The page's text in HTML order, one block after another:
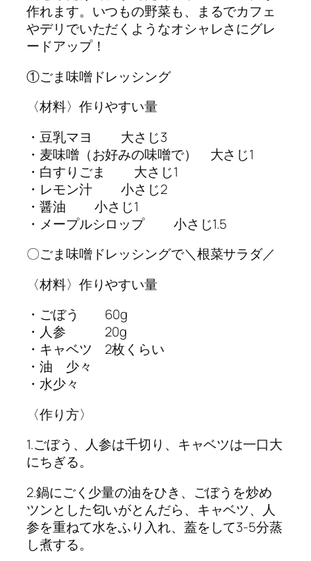
作れます。いつもの野菜も、まるでカフェ
やデリでいただくようなオシャレさにグレ
ードアップ！
①ごま味噌ドレッシング
〈材料〉作りやすい量
・豆乳マヨ 大さじ3
・麦味噌（お好みの味噌で） 大さじ1
・白すりごま 大さじ1
・レモン汁 小さじ2
・醤油 小さじ1
・メープルシロップ 小さじ1.5
〇ごま味噌ドレッシングで＼根菜サラダ／
〈材料〉作りやすい量
・ごぼう 60g
・人参 20g
・キャベツ 2枚くらい
・油 少々
・水少々
〈作り方〉
1.ごぼう、人参は千切り、キャベツは一口大
にちぎる。
2.鍋にごく少量の油をひき、ごぼうを炒め
ツンとした匂いがとんだら、キャベツ、人
参を重ねて水をふり入れ、蓋をして3-5分蒸
し煮する。